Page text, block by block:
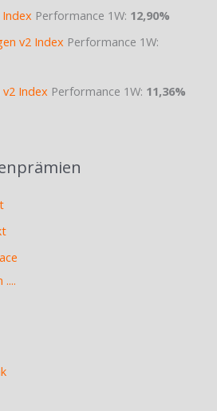
Performance 1W: 12,90%
v2 Index Performance 1W:
Index Performance 1W: 11,36%